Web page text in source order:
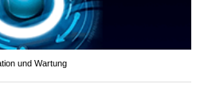
und Wartung